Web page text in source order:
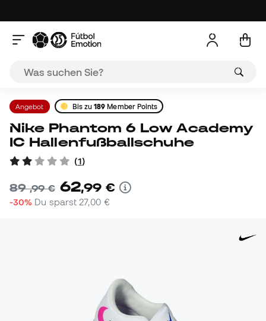
Angebot Bis zu189 Member Points
Nike Phantom 6 Low Academy
IC Hallenfußballschuhe
(1)
89,99 € 62,99 €
-30% Du sparst 27,00 €